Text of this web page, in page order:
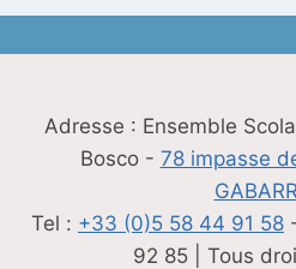
Adresse : Ensemble
Bosco - 78 impasse
Tel : +33 (0)5 58 44 91 58
92 85 | Tous